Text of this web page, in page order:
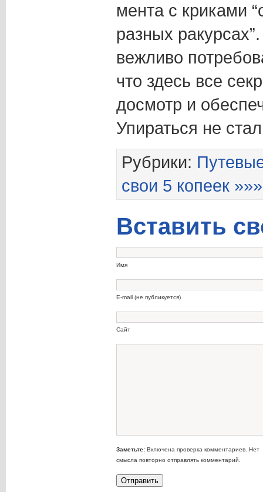
мента с криками
разных
вежливо
что здесь все
досмотр и
Упираться не
Рубрики:
свои 5 копеек »»»
Вставить
Имя
E-mail (не публикуется)
Сайт
Заметьте:Включена проверка комментариев. Нет
смысла повторно отправлять комментарий.